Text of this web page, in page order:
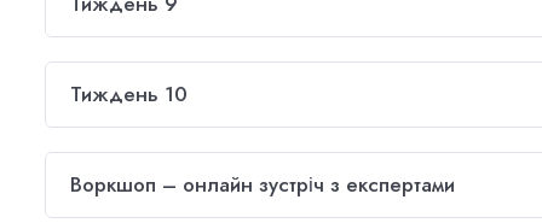
Тиждень 10
Воркшоп – онлайн зустріч з експертами